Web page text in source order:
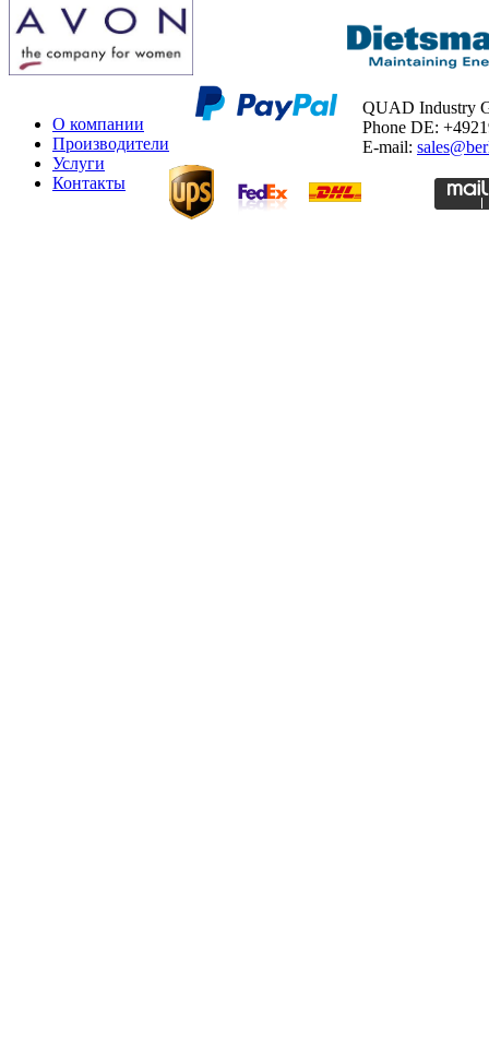
О компании
Производители
Услуги
Контакты
QUAD Industry
Phone DE:
E-mail: